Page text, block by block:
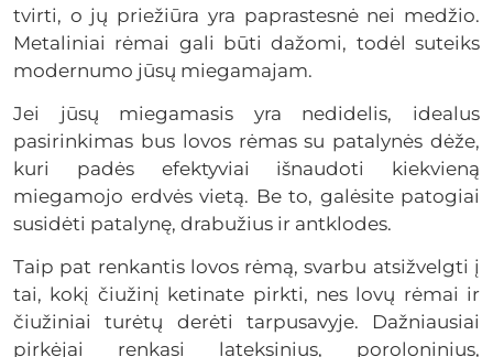
tvirti, o jų priežiūra yra paprastesnė nei medžio.
Metaliniai rėmai gali būti dažomi, todėl suteiks
modernumo jūsų miegamajam.
Jei jūsų miegamasis yra nedidelis, idealus
pasirinkimas bus lovos rėmas su patalynės dėže,
kuri padės efektyviai išnaudoti kiekvieną
miegamojo erdvės vietą. Be to, galėsite patogiai
susidėti patalynę, drabužius ir antklodes.
Taip pat renkantis lovos rėmą, svarbu atsižvelgti į
tai, kokį čiužinį ketinate pirkti, nes lovų rėmai ir
čiužiniai turėtų derėti tarpusavyje. Dažniausiai
pirkėjai renkasi lateksinius, poroloninius,